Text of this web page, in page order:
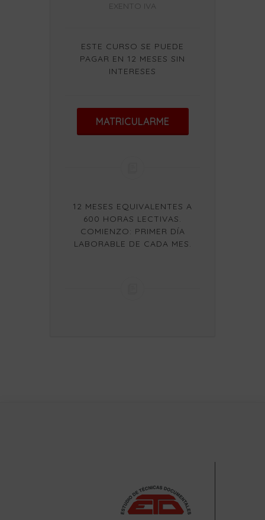
EXENTO IVA
ESTE CURSO SE PUEDE
PAGAR EN 12 MESES SIN
INTERESES
MATRICULARME
12 MESES EQUIVALENTES A
600 HORAS LECTIVAS.
COMIENZO: PRIMER DÍA
LABORABLE DE CADA MES.